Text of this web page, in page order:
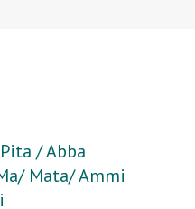
/ Abba
Mata/ Ammi